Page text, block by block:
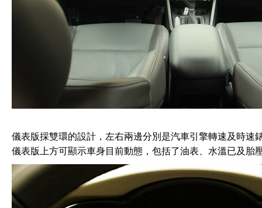
儀表版採雙環的設計，左右兩邊分別是汽車引擎轉速及時速
儀表版上方可顯示車身目前動態，包括了油表、水溫已及胎